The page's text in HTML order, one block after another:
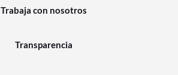
Trabaja con nosotros
Transparencia